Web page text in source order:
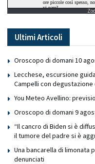
Ultimi Articoli
Oroscopo di domani 10
Lecchese, escursione
Campelli con
You Meteo Avellino:
Oroscopo di domani 9
“Il cancro di Biden si è
il tumore del padre si è
Una bancarella di limonata
denunciati